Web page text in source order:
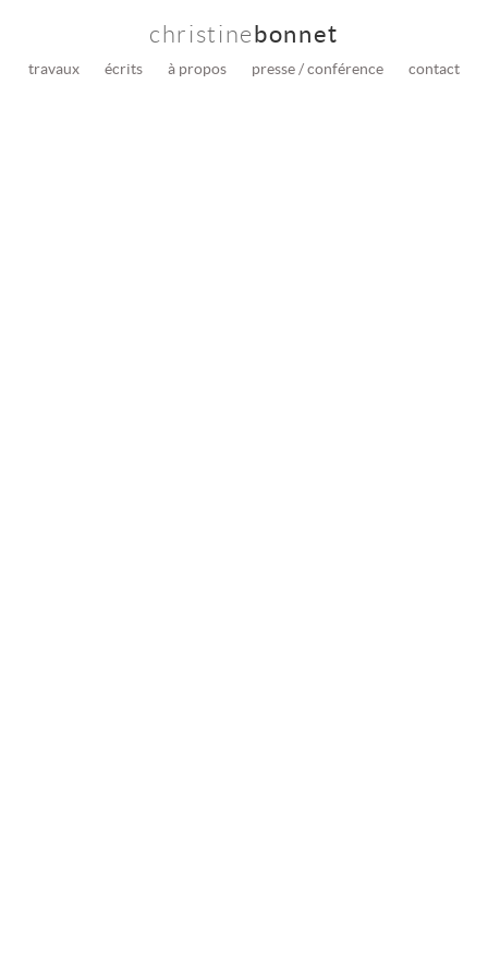
christinebonnet
travaux écrits à propos presse / conférence contact